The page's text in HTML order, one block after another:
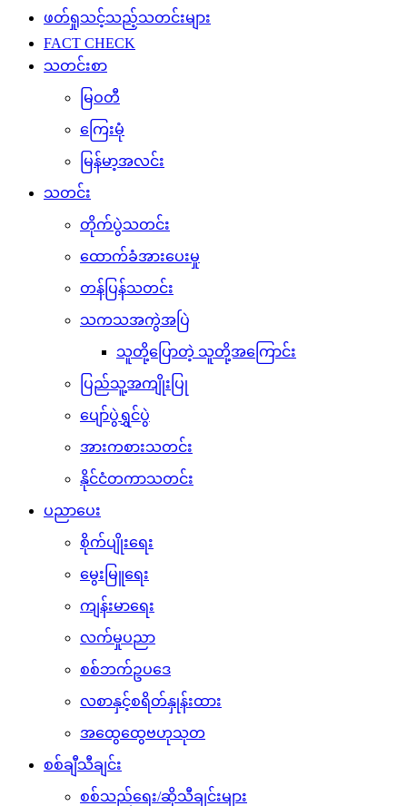
ဖတ်ရှုသင့်သည့်သတင်းများ
FACT CHECK
သတင်းစာ
မြဝတီ
ကြေးမုံ
မြန်မာ့အလင်း
သတင်း
တိုက်ပွဲသတင်း
ထောက်ခံအားပေးမှု
တန်ပြန်သတင်း
သကသအကွဲအပြဲ
သူတို့ပြောတဲ့ သူတို့အကြောင်း
ပြည်သူ့အကျိုးပြု
ပျော်ပွဲရွှင်ပွဲ
အားကစားသတင်း
နိုင်ငံတကာသတင်း
ပညာပေး
စိုက်ပျိုးရေး
မွေးမြူရေး
ကျန်းမာရေး
လက်မှုပညာ
စစ်ဘက်ဥပဒေ
လစာနှင့်စရိတ်နှုန်းထား
အထွေထွေဗဟုသုတ
စစ်ချီသီချင်း
စစ်သည်ရေး/ဆိုသီချင်းများ